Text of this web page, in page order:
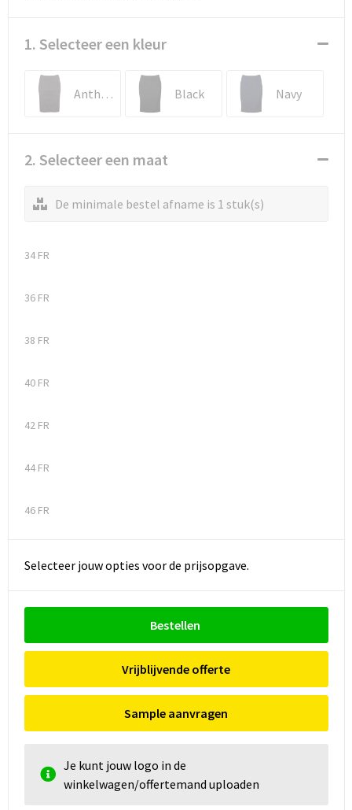
1. Selecteer een kleur
Anthracite Heather Black Navy
2. Selecteer een maat
De minimale bestel afname is 1 stuk(s)
34 FR
36 FR
38 FR
40 FR
42 FR
44 FR
46 FR
Selecteer jouw opties voor de prijsopgave.
Bestellen
Vrijblijvende offerte
Sample aanvragen
Je kunt jouw logo in de
winkelwagen/offertemand uploaden